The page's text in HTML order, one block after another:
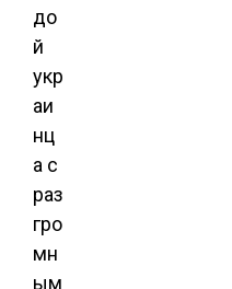
до
й
укр
аи
нц
а с
раз
гро
мн
ым